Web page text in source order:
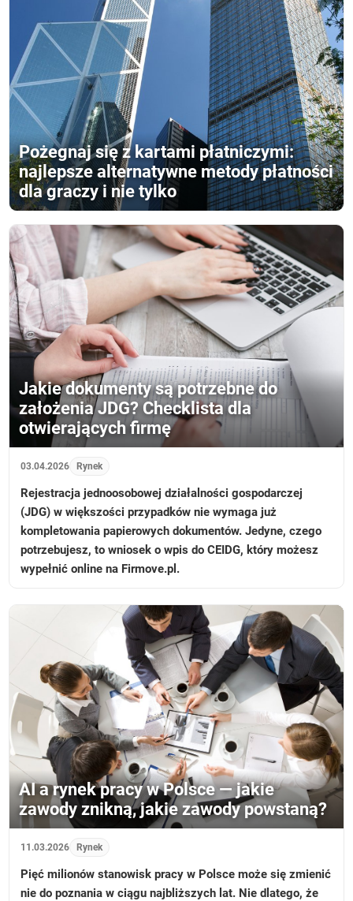
Pożegnaj się z kartami płatniczymi:
najlepsze alternatywne metody płatności
dla graczy i nie tylko
Jakie dokumenty są potrzebne do
założenia JDG? Checklista dla
otwierających firmę
03.04.2026 Rynek
Rejestracja jednoosobowej działalności gospodarczej
(JDG) w większości przypadków nie wymaga już
kompletowania papierowych dokumentów. Jedyne, czego
potrzebujesz, to wniosek o wpis do CEIDG, który możesz
wypełnić online na Firmove.pl.
AI a rynek pracy w Polsce — jakie
zawody znikną, jakie zawody powstaną?
11.03.2026 Rynek
Pięć milionów stanowisk pracy w Polsce może się zmienić
nie do poznania w ciągu najbliższych lat. Nie dlatego, że